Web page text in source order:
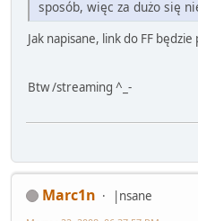
sposób, więc za dużo się
Jak napisane, link do FF będzie
Btw /streaming ^_-
Marc1n
|nsane